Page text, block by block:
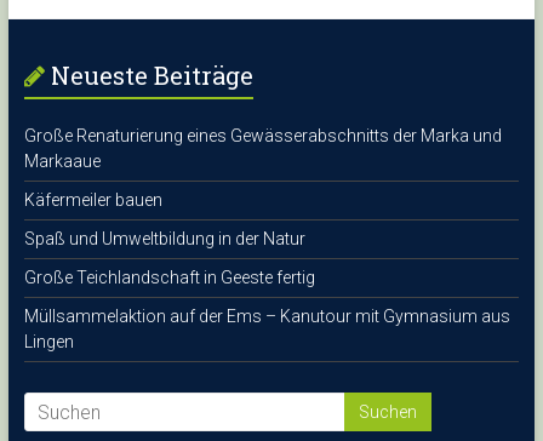
Neueste Beiträge
Große Renaturierung eines Gewässerabschnitts der Marka und
Markaaue
Käfermeiler bauen
Spaß und Umweltbildung in der Natur
Große Teichlandschaft in Geeste fertig
Müllsammelaktion auf der Ems – Kanutour mit Gymnasium aus
Lingen